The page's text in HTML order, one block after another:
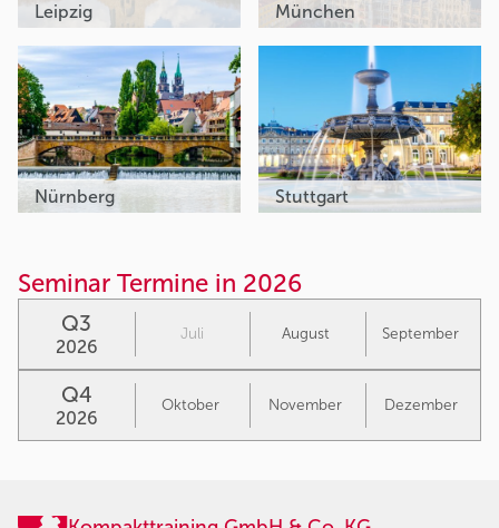
Leipzig München
Nürnberg Stuttgart
Seminar Termine in 2026
Q3
2026
Juli August September
Q4
2026
Oktober November Dezember